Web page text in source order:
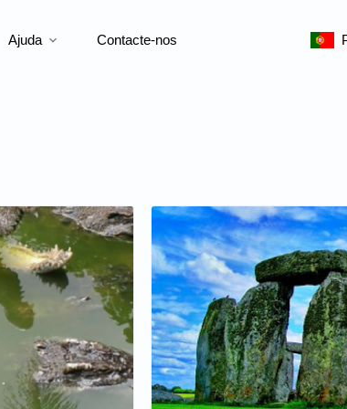
Ajuda expand_more Contacte-nos